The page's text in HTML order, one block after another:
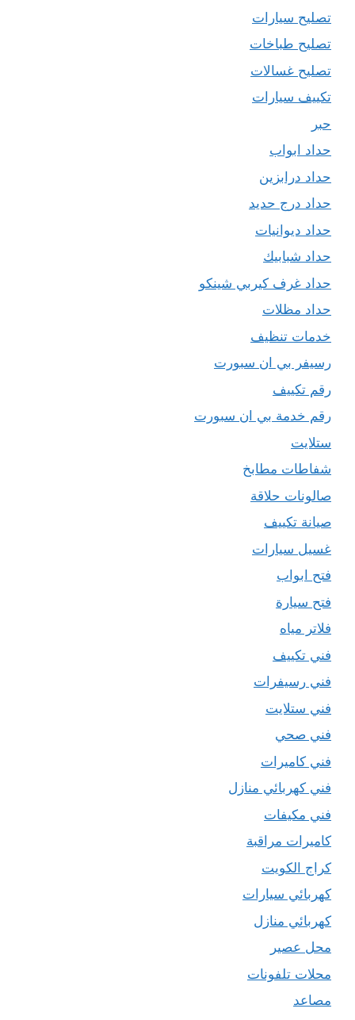
تصليح سيارات
تصليح طباخات
تصليح غسالات
تكييف سيارات
حبر
حداد ابواب
حداد درابزين
حداد درج حديد
حداد ديوانيات
حداد شبابيك
حداد غرف كيربي شينكو
حداد مظلات
خدمات تنظيف
رسيفر بي ان سبورت
رقم تكييف
رقم خدمة بي ان سبورت
ستلايت
شفاطات مطابخ
صالونات حلاقة
صيانة تكييف
غسيل سيارات
فتح ابواب
فتح سيارة
فلاتر مياه
فني تكييف
فني رسيفرات
فني ستلايت
فني صحي
فني كاميرات
فني كهربائي منازل
فني مكيفات
كاميرات مراقبة
كراج الكويت
كهربائي سيارات
كهربائي منازل
محل عصير
محلات تلفونات
مصاعد